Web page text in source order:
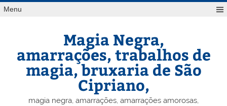
Skip
toMenu
Magia Negra,
amarrações, trabalhos de
magia, bruxaria de São
Cipriano,
magia negra, amarrações, amarrações amorosas,